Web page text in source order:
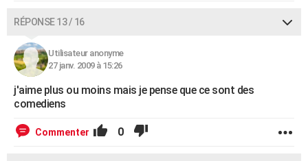
RÉPONSE 13 / 16
Utilisateur anonyme
27 janv. 2009 à 15:26
j'aime plus ou moins mais je pense que ce sont des
comediens
Commenter 0